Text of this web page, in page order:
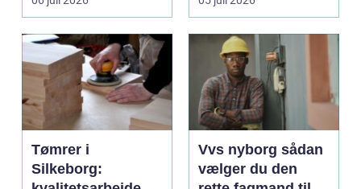
l&oslas...
Tømrer i
Silkeborg:
Vvs nyborg sådan
vælger du den